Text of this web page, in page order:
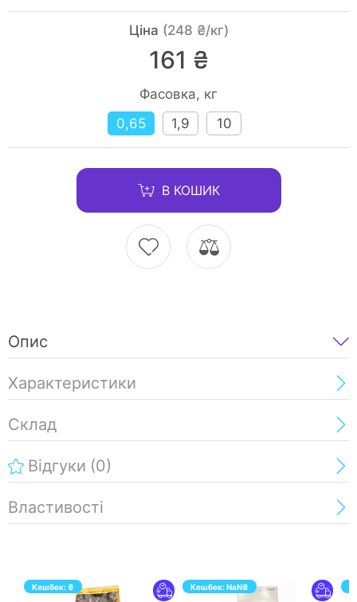
Ціна (248 ₴/кг)
161 ₴
Фасовка, кг
0,65
1,9 10
В КОШИК
Опис
Характеристики
Склад
Відгуки (0)
Властивості
Кешбек: ₴ Кешбек:NaN₴